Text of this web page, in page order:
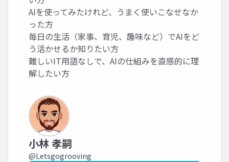
AIを使ってみたけれど、うまく使いこなせなか
った方
毎日の生活（家事、育児、趣味など）でAIをど
う活かせるか知りたい方
難しいIT用語なしで、AIの仕組みを直感的に理
解したい方
小林 孝嗣
@Letsgogrooving